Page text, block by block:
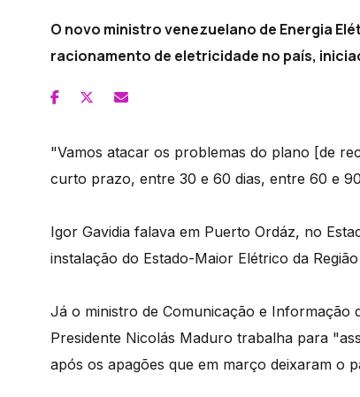
O novo ministro venezuelano de Energia
racionamento de eletricidade no país,
"Vamos atacar os problemas do plano [de
curto prazo, entre 30 e 60 dias, entre 60 e
Igor Gavidia falava em Puerto Ordáz, no
instalação do Estado-Maior Elétrico da
Já o ministro de Comunicação e Informação
Presidente Nicolás Maduro trabalha para
após os apagões que em março deixaram o